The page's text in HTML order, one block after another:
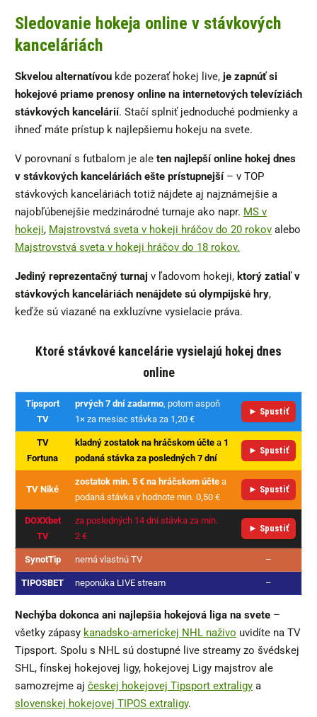
Sledovanie hokeja online v stávkových
kanceláriách
Skvelou alternatívou kde pozerať hokej live, je zapnúť si
hokejové priame prenosy online na internetových televíziách
stávkových kancelárií. Stačí splniť jednoduché podmienky a
ihneď máte prístup k najlepšiemu hokeju na svete.
V porovnaní s futbalom je ale ten najlepší online hokej dnes
v stávkových kanceláriách ešte prístupnejší– v TOP
stávkových kanceláriách totiž nájdete aj najznámejšie a
najobľúbenejšie medzinárodné turnaje ako napr. MS v
hokeji, Majstrovstvá sveta v hokeji hráčov do 20 rokov alebo
Majstrovstvá sveta v hokeji hráčov do 18 rokov.
Jediný reprezentačný turnaj v ľadovom hokeji, ktorý zatiaľ v
stávkových kanceláriách nenájdete sú olympijské hry,
keďže sú viazané na exkluzívne vysielacie práva.
Ktoré stávkové kancelárie vysielajú hokej dnes
online
Tipsport
TV
prvých 7 dní zadarmo , potom aspoň
1× za mesiac stávka za 1,20 €
► Spustiť
TV
Fortuna
kladný zostatok na hráčskom účte a 1
podaná stávka za posledných 7 dní
► Spustiť
TV Niké
zostatok min. 5 € na hráčskom účte a
podaná stávka v hodnote min. 0,50 €
► Spustiť
DOXXbet
TV
za posledných 14 dní stávka za min.
2 €
► Spustiť
SynotTip nemá vlastnú TV –
TIPOSBET neponúka LIVE stream –
Nechýba dokonca ani najlepšia hokejová liga na svete –
všetky zápasy kanadsko-americkej NHL naživo uvidíte na TV
Tipsport. Spolu s NHL sú dostupné live streamy zo švédskej
SHL, fínskej hokejovej ligy, hokejovej Ligy majstrov ale
samozrejme aj českej hokejovej Tipsport extraligy a
slovenskej hokejovej TIPOS extraligy.